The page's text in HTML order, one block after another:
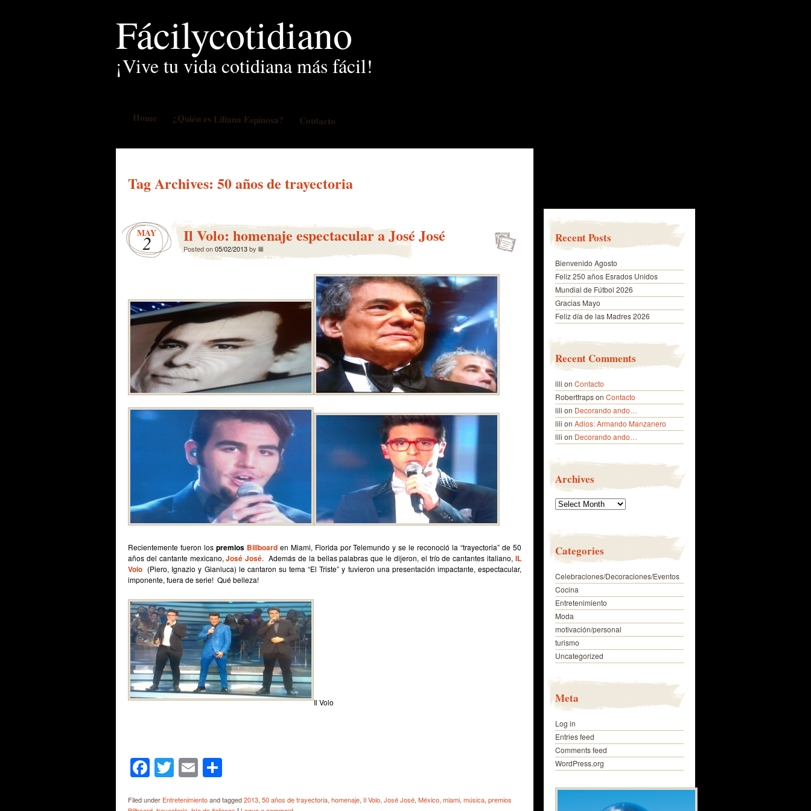
Fácilycotidiano
¡Vive tu vida cotidiana más fácil!
Home ¿Quién es Liliana Espinosa? Contacto
Tag Archives: 50 años de trayectoria
MAY
2 Il Volo: homenaje espectacular a José José
Posted on05/02/2013by lili
Recientemente fueron los premios Billboarden Miami, Florida por Telemundo y se le reconoció la “trayectoria” de 50
años del cantante mexicano,José José. Además de la bellas palabras que le dijeron, el trío de cantantes italiano,IL
Volo (Piero, Ignazio y Gianluca) le cantaron su tema “El Triste” y tuvieron una presentación impactante, espectacular,
imponente, fuera de serie! Qué belleza!
Il Volo
Facebook
Twitter
Email
Filed under Entretenimientoand tagged2013, 50 años de trayectoria, homenaje, Il Volo, José José, México, miami, música, premios
Recent Posts
Bienvenido Agosto
Feliz 250 años Esrados Unidos
Mundial de Fútbol 2026
Gracias Mayo
Feliz día de las Madres 2026
Recent Comments
lili on Contacto
Robertfrapson Contacto
lili on Decorando ando…
lili on Adios: Armando Manzanero
lili on Decorando ando…
Archives
Archives
Categories
Celebraciones/Decoraciones/Eventos
Cocina
Entretenimiento
Moda
motivación/personal
turismo
Uncategorized
Meta
Log in
Entries feed
Comments feed
WordPress.org